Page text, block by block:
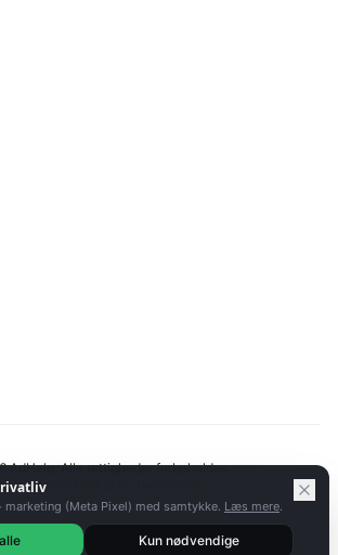
(Meta Pixel) med samtykke. Læs mere.
Kun nødvendige
AdHelp.Alle rettigheder forbeholdes.